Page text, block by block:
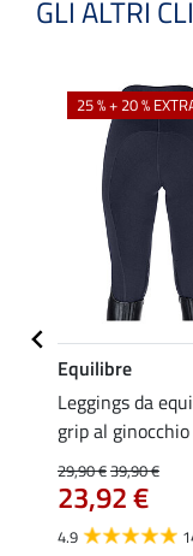
GLI ALTRI
25 % + 20 %
Equilibre
Leggings da
grip al
29,90 €39,90 €
23,92 €
4.9